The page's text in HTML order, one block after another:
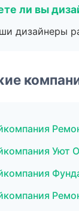
ли вы
дизайнеры
Уют